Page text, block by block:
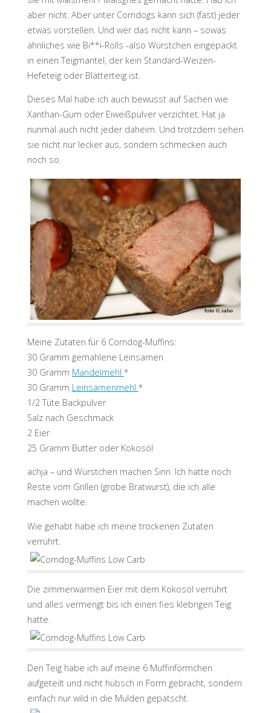
aber nicht. Aber unter Corndogs kann sich (fast) jeder
etwas vorstellen. Und wer das nicht kann – sowas
ähnliches wie Bi**i-Rolls -also Würstchen eingepackt
in einen Teigmantel, der kein Standard-Weizen-
Hefeteig oder Blätterteig ist.
Dieses Mal habe ich auch bewusst auf Sachen wie
Xanthan-Gum oder Eiweißpulver verzichtet. Hat ja
nunmal auch nicht jeder daheim. Und trotzdem sehen
sie nicht nur lecker aus, sondern schmecken auch
noch so.
Meine Zutaten für 6 Corndog-Muffins:
30 Gramm gemahlene Leinsamen
30 Gramm Mandelmehl *
30 Gramm Leinsamenmehl *
1/2 Tüte Backpulver
Salz nach Geschmack
2 Eier
25 Gramm Butter oder Kokosöl
achja – und Würstchen machen Sinn. Ich hatte noch
Reste vom Grillen (grobe Bratwurst), die ich alle
machen wollte.
Wie gehabt habe ich meine trockenen Zutaten
verrührt.
Die zimmerwarmen Eier mit dem Kokosöl verrührt
und alles vermengt bis ich einen fies klebrigen Teig
hatte.
Den Teig habe ich auf meine 6 Muffinförmchen
aufgeteilt und nicht hübsch in Form gebracht, sondern
einfach nur wild in die Mulden gepatscht.